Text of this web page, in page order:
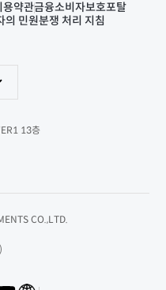
용약관금융소비자보호포탈
의 민원분쟁 처리 지침
13층
CO.,LTD.